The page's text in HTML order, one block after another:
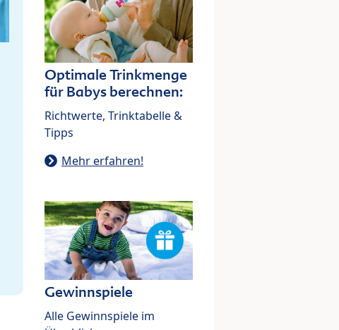
Optimale Trinkmenge
für Babys berechnen:
Richtwerte, Trinktabelle &
Tipps
Mehr erfahren!
Gewinnspiele
Alle Gewinnspiele im